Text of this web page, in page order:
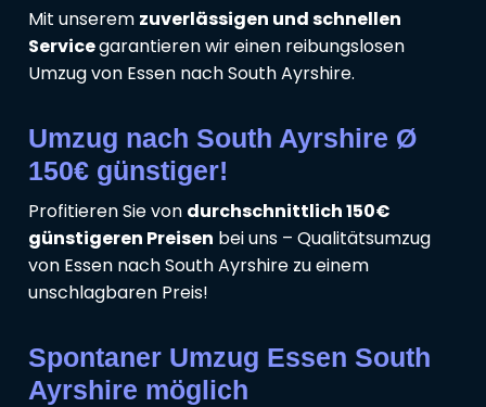
Mit unserem zuverlässigen und schnellen
Servicegarantieren wir einen reibungslosen
Umzug von Essen nach South Ayrshire.
Umzug nach South Ayrshire Ø
150€ günstiger!
Profitieren Sie von durchschnittlich 150€
günstigeren Preisen bei uns – Qualitätsumzug
von Essen nach South Ayrshire zu einem
unschlagbaren Preis!
Spontaner Umzug Essen South
Ayrshire möglich